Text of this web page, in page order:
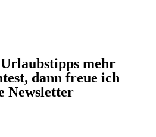
mehr
dann freue ich
Newsletter